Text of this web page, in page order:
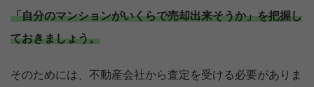
「自分のマンションがいくらで売却出来そうか」を把握し
ておきましょう。
そのためには、不動産会社から査定を受ける必要がありま